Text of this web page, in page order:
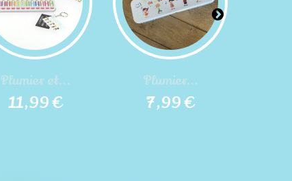
Plumier et...
11,99 €
Plumier...
7,99 €